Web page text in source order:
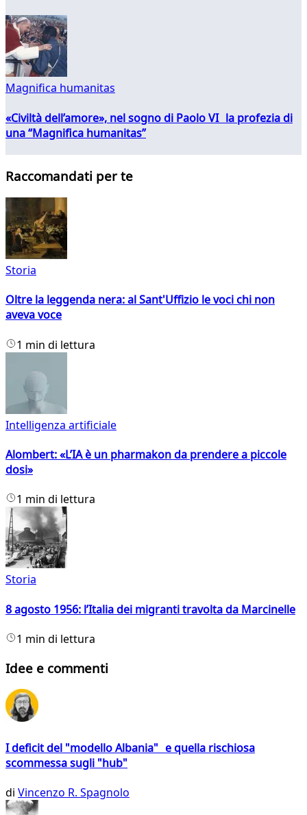
Magnifica humanitas
«Civiltà dell’amore», nel sogno di Paolo VI la profezia di
una “Magnifica humanitas”
Raccomandati per te
Storia
Oltre la leggenda nera: al Sant'Uffizio le voci chi non
aveva voce
1 min di lettura
Intelligenza artificiale
Alombert: «L’IA è un pharmakon da prendere a piccole
dosi»
1 min di lettura
Storia
8 agosto 1956: l’Italia dei migranti travolta da Marcinelle
1 min di lettura
Idee e commenti
I deficit del "modello Albania" e quella rischiosa
scommessa sugli "hub"
di Vincenzo R. Spagnolo